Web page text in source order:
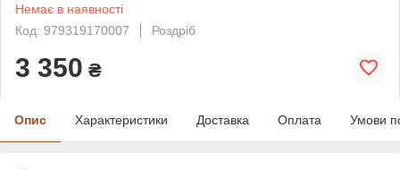
Немає в наявності
Код: 979319170007
Роздріб
3 350 ₴
Опис Характеристики Доставка Оплата Умови